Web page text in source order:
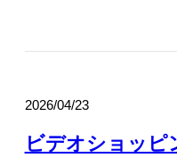
2026/04/23
ビデオショッピ